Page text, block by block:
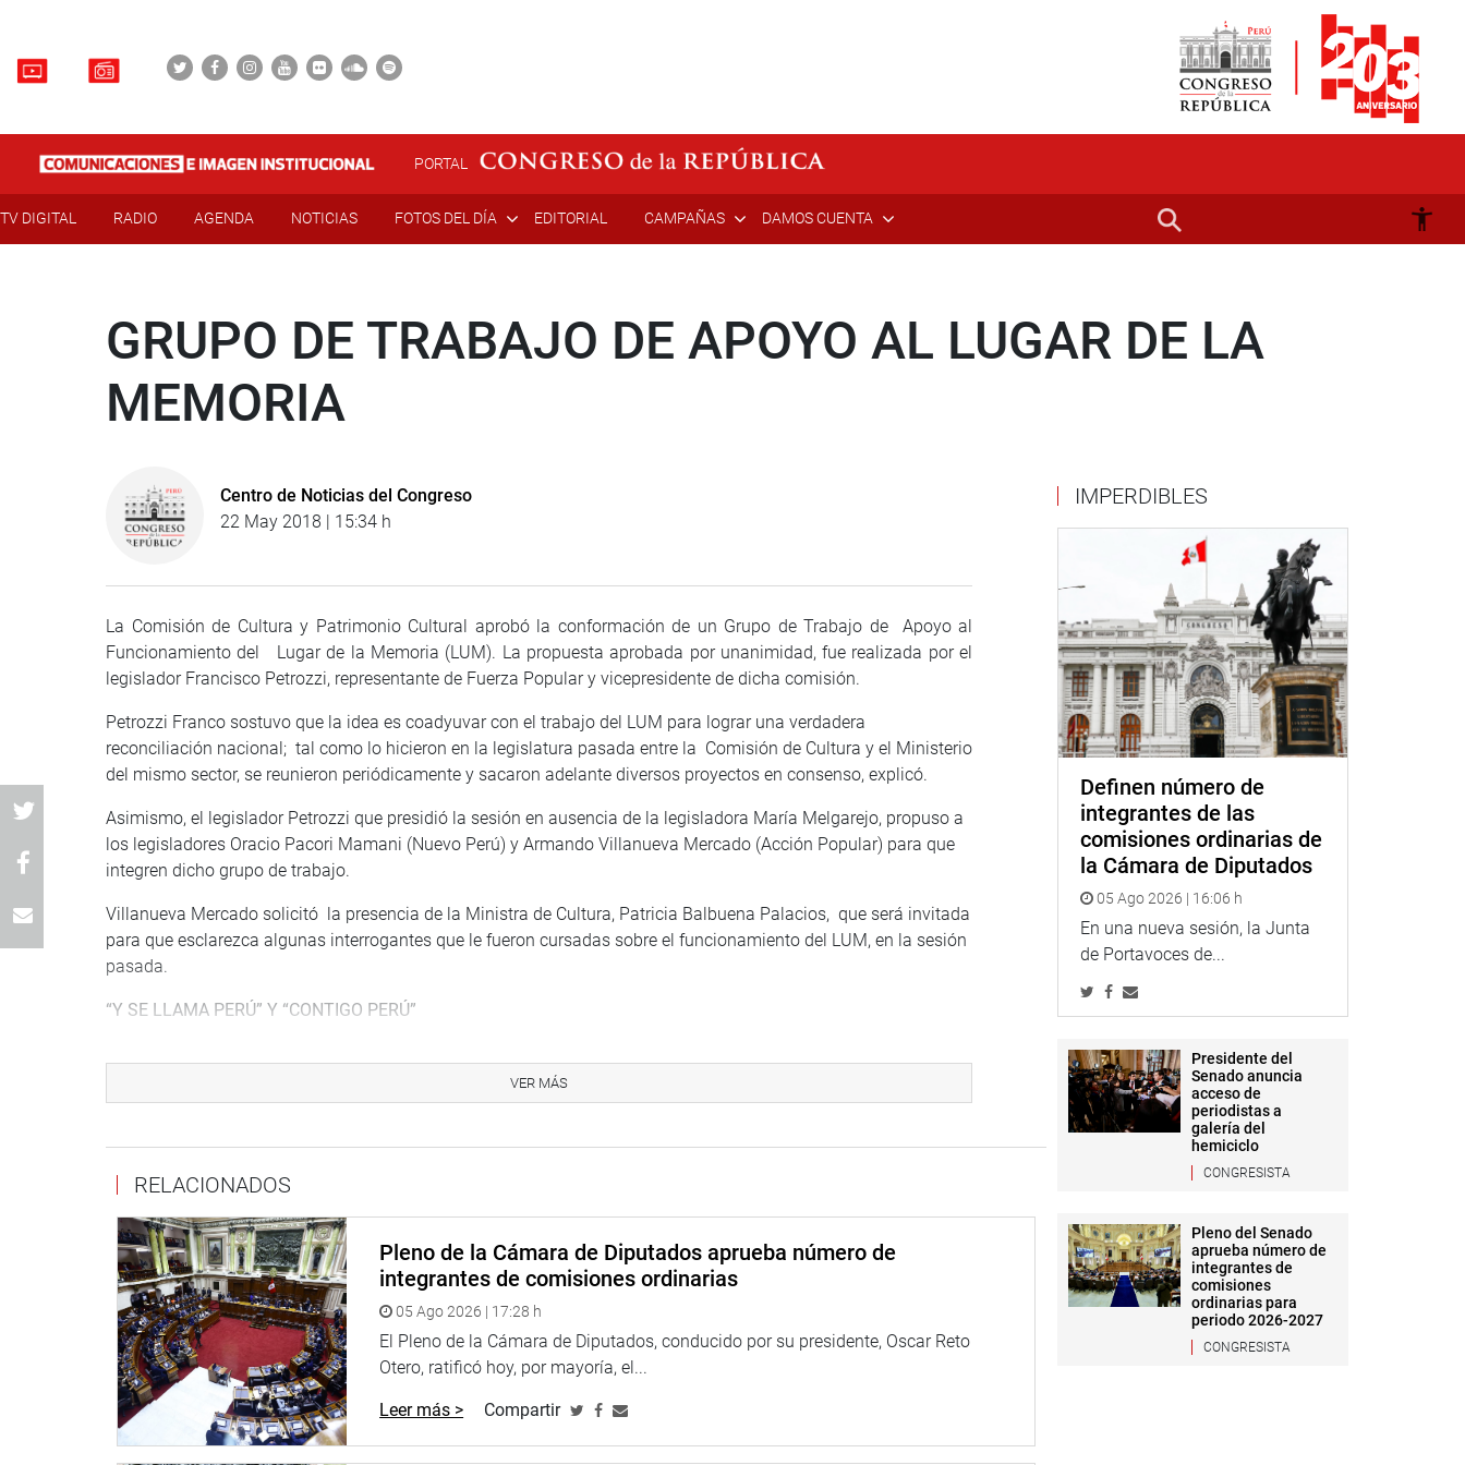
PORTAL
TV DIGITAL RADIO AGENDA NOTICIAS FOTOS DEL DÍA EDITORIAL CAMPAÑAS DAMOS CUENTA
GRUPO DE TRABAJO DE APOYO AL LUGAR DE LA
MEMORIA
Centro de Noticias del Congreso
22 May 2018 | 15:34 h
La Comisión de Cultura y Patrimonio Cultural aprobó la conformación de un Grupo de Trabajo de Apoyo al
Funcionamiento del Lugar de la Memoria (LUM). La propuesta aprobada por unanimidad, fue realizada por el
legislador Francisco Petrozzi, representante de Fuerza Popular y vicepresidente de dicha comisión.
Petrozzi Franco sostuvo que la idea es coadyuvar con el trabajo del LUM para lograr una verdadera
reconciliación nacional; tal como lo hicieron en la legislatura pasada entre la Comisión de Cultura y el Ministerio
del mismo sector, se reunieron periódicamente y sacaron adelante diversos proyectos en consenso, explicó.
Asimismo, el legislador Petrozzi que presidió la sesión en ausencia de la legisladora María Melgarejo, propuso a
los legisladores Oracio Pacori Mamani (Nuevo Perú) y Armando Villanueva Mercado (Acción Popular) para que
integren dicho grupo de trabajo.
Villanueva Mercado solicitó la presencia de la Ministra de Cultura, Patricia Balbuena Palacios, que será invitada
para que esclarezca algunas interrogantes que le fueron cursadas sobre el funcionamiento del LUM, en la sesión
pasada.
“Y SE LLAMA PERÚ” Y “CONTIGO PERÚ”
nacional la declaratoria de Patrimonio Cultural de la Nación, en el rubro inmaterial, a las composiciones
musicales “Y se llama Perú” y “Contigo Perú”, de la autoría del maestro Augusto Polo Campos, por constituir
El legislador sostuvo que “Y se llama Perú” y “Contigo Perú”, pueden considerarse como los himnos espirituales
del país porque unifican en una sola idea al pueblo peruano: “Unida la costa, unida la sierra, unida la selva,
contigo Peru…”, logró que todos nos sintamos parte de un solo proyecto de país, explicó.
SITIO ARQUEOLÓGICO PILA PUNTA
Cultura y Patrimonio, del mismo modo, aprobó el Proyecto de Ley 2568 que declara de interés nacional la
protección. Investigación, defensa y conservación del sitio arqueológico monumental denominado Pila Punta,
ubicado en el distrito de Pararín, provincia de Recuay, departamento de Ancash.
COLEGIOS BENEMÉRITOS DE LA REPÚBLICA
VER MÁS
RELACIONADOS
Pleno de la Cámara de Diputados aprueba número de
integrantes de comisiones ordinarias
05 Ago 2026 | 17:28 h
El Pleno de la Cámara de Diputados, conducido por su presidente, Oscar Reto
Otero, ratificó hoy, por mayoría, el...
Leer más > Compartir
IMPERDIBLES
Definen número de
integrantes de las
comisiones ordinarias de
la Cámara de Diputados
05 Ago 2026 | 16:06 h
En una nueva sesión, la Junta
de Portavoces de...
Presidente del
Senado anuncia
acceso de
periodistas a
galería del
hemiciclo
CONGRESISTA
Pleno del Senado
aprueba número de
integrantes de
comisiones
ordinarias para
periodo 2026-2027
CONGRESISTA